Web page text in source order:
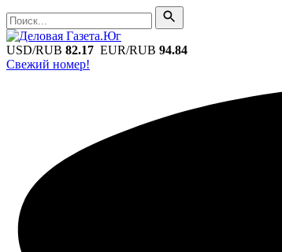
Поиск
Поиск
USD/RUB 82.17 EUR/RUB 94.84
Свежий номер!